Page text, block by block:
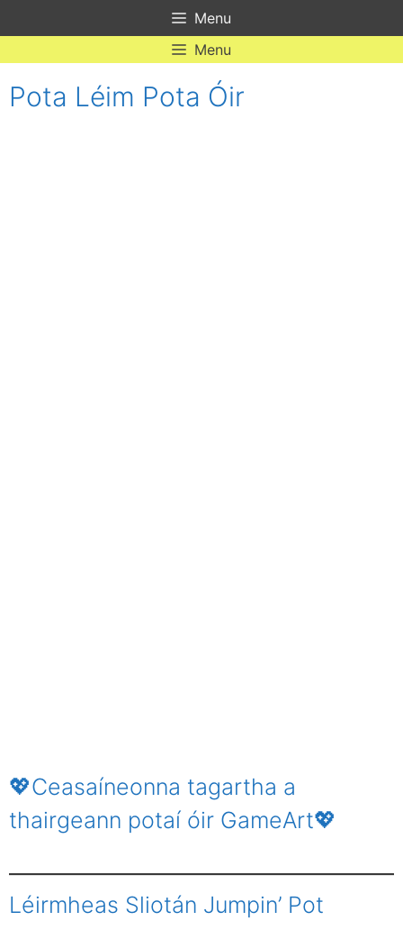
Menu
Menu
Pota Léim Pota Óir
💖Ceasaíneonna tagartha a
thairgeann potaí óir GameArt💖
Léirmheas Sliotán Jumpin’ Pot